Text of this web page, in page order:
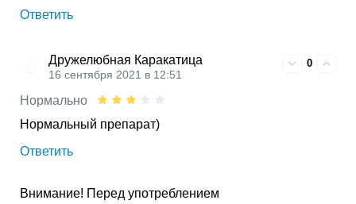
Ответить
Дружелюбная Каракатица
16 сентября 2021 в 12:51
0
Нормально
Нормальный препарат)
Ответить
Внимание! Перед употреблением